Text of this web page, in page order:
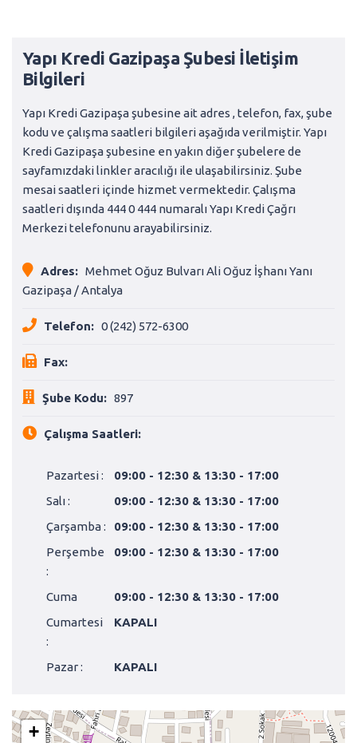
Yapı Kredi Gazipaşa Şubesi İletişim
Bilgileri
Yapı Kredi Gazipaşa şubesine ait adres , telefon, fax, şube
kodu ve çalışma saatleri bilgileri aşağıda verilmiştir. Yapı
Kredi Gazipaşa şubesine en yakın diğer şubelere de
sayfamızdaki linkler aracılığı ile ulaşabilirsiniz. Şube
mesai saatleri içinde hizmet vermektedir. Çalışma
saatleri dışında 444 0 444 numaralı Yapı Kredi Çağrı
Merkezi telefonunu arayabilirsiniz.
Adres: Mehmet Oğuz Bulvarı Ali Oğuz İşhanı Yanı
Gazipaşa / Antalya
Telefon: 0 (242) 572-6300
Fax:
Şube Kodu: 897
Çalışma Saatleri:
Pazartesi :
09:00 - 12:30 & 13:30 - 17:00
Salı :
09:00 - 12:30 & 13:30 - 17:00
Çarşamba :
09:00 - 12:30 & 13:30 - 17:00
Perşembe
:
09:00 - 12:30 & 13:30 - 17:00
Cuma
09:00 - 12:30 & 13:30 - 17:00
Cumartesi
:
KAPALI
Pazar : KAPALI
+